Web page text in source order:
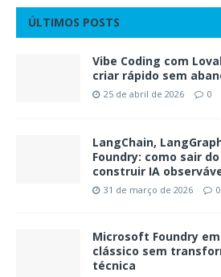
ÚLTIMOS POSTS
Vibe Coding com
criar rápido sem
25 de abril de 2026 0
LangChain,
Foundry: como sair
construir IA
31 de março de 2026 0
Microsoft Foundry
clássico sem
técnica